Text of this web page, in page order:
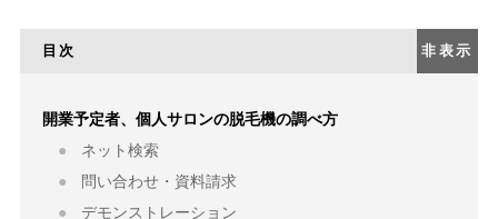
目次 非表示
開業予定者、個人サロンの脱毛機の調べ方
ネット検索
問い合わせ・資料請求
デモンストレーション